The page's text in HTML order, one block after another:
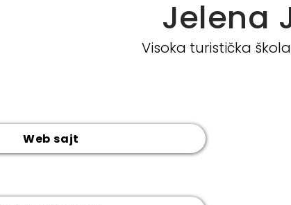
Visoka turistička
Jelena
Web sajt